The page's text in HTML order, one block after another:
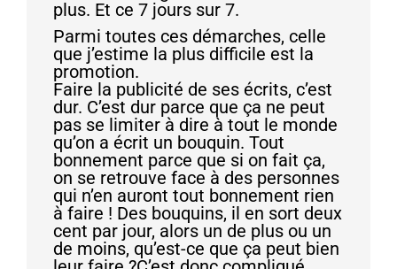
plus. Et ce 7 jours sur 7.
Parmi toutes ces démarches, celle
que j’estime la plus difficile est la
promotion.
Faire la publicité de ses écrits, c’est
dur. C’est dur parce que ça ne peut
pas se limiter à dire à tout le monde
qu’on a écrit un bouquin. Tout
bonnement parce que si on fait ça,
on se retrouve face à des personnes
qui n’en auront tout bonnement rien
à faire ! Des bouquins, il en sort deux
cent par jour, alors un de plus ou un
de moins, qu’est-ce que ça peut bien